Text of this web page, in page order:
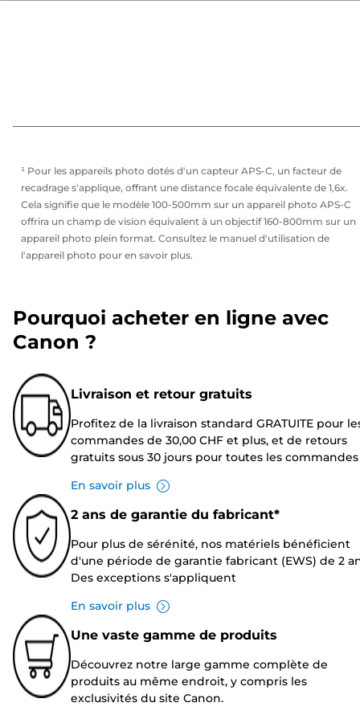
¹ Pour les appareils photo dotés d'un capteur APS-C, un facteur de
recadrage s'applique, offrant une distance focale équivalente de 1,6x.
Cela signifie que le modèle 100-500mm sur un appareil photo APS-C
offrira un champ de vision équivalent à un objectif 160-800mm sur un
appareil photo plein format. Consultez le manuel d'utilisation de
l'appareil photo pour en savoir plus.
Pourquoi acheter en ligne avec
Canon ?
Livraison et retour gratuits
Profitez de la livraison standard GRATUITE pour
commandes de 30,00 CHF et plus, et de retours
gratuits sous 30 jours pour toutes les commandes
En savoir plus
2 ans de garantie du fabricant*
Pour plus de sérénité, nos matériels bénéficient
d'une période de garantie fabricant (EWS) de 2
Des exceptions s'appliquent
En savoir plus
Une vaste gamme de produits
Découvrez notre large gamme complète de
produits au même endroit, y compris les
exclusivités du site Canon.